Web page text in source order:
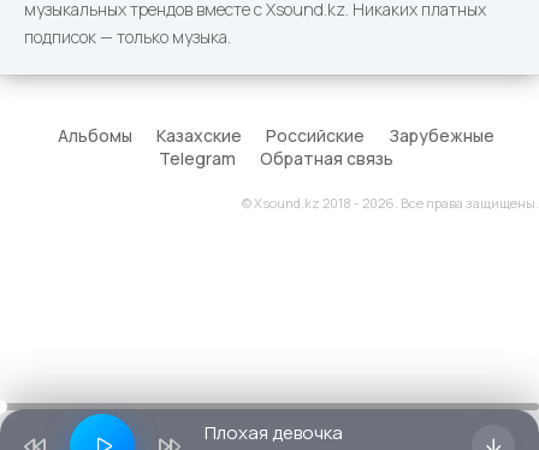
музыкальных трендов вместе с Xsound.kz. Никаких платных
подписок — только музыка.
Альбомы Казахские Российские
Зарубежные
Telegram
Обратная связь
© Xsound.kz 2018 - 2026. Все права защищены.
Плохая девочка